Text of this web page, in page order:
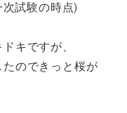
試験の時点)
キですが、
のできっと桜が